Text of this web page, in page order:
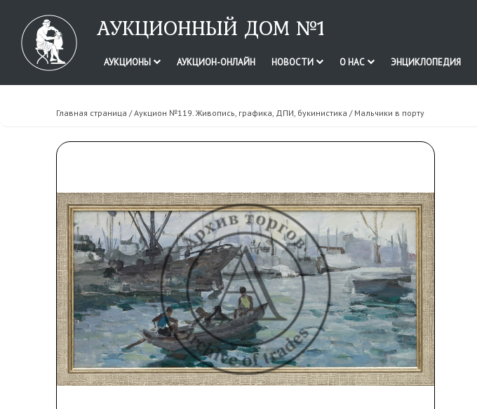
АУКЦИОННЫЙ ДОМ №1
АУКЦИОНЫ АУКЦИОН-ОНЛАЙН НОВОСТИ О НАС ЭНЦИКЛОПЕДИЯ
Главная страница /Аукцион №119. Живопись, графика, ДПИ, букинистика / Мальчики в порту